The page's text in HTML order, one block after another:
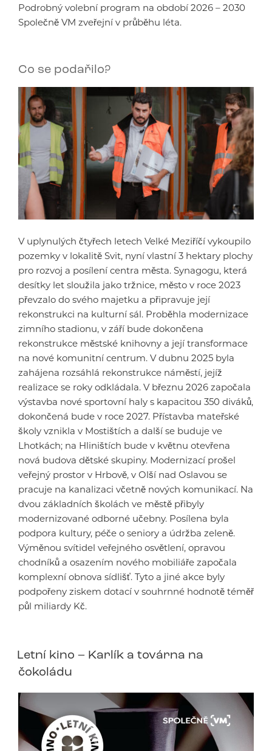
Podrobný volební program na období 2026 – 2030
Společně VM zveřejní v průběhu léta.
Co se podařilo?
V uplynulých čtyřech letech Velké Meziříčí vykoupilo
pozemky v lokalitě Svit, nyní vlastní 3 hektary plochy
pro rozvoj a posílení centra města. Synagogu, která
desítky let sloužila jako tržnice, město v roce 2023
převzalo do svého majetku a připravuje její
rekonstrukci na kulturní sál. Proběhla modernizace
zimního stadionu, v září bude dokončena
rekonstrukce městské knihovny a její transformace
na nové komunitní centrum. V dubnu 2025 byla
zahájena rozsáhlá rekonstrukce náměstí, jejíž
realizace se roky odkládala. V březnu 2026 započala
výstavba nové sportovní haly s kapacitou 350 diváků,
dokončená bude v roce 2027. Přístavba mateřské
školy vznikla v Mostištích a další se buduje ve
Lhotkách; na Hliništích bude v květnu otevřena
nová budova dětské skupiny. Modernizací prošel
veřejný prostor v Hrbově, v Olší nad Oslavou se
pracuje na kanalizaci včetně nových komunikací. Na
dvou základních školách ve městě přibyly
modernizované odborné učebny. Posílena byla
podpora kultury, péče o seniory a údržba zeleně.
Výměnou svítidel veřejného osvětlení, opravou
chodníků a osazením nového mobiliáře započala
komplexní obnova sídlišť. Tyto a jiné akce byly
podpořeny ziskem dotací v souhrnné hodnotě téměř
půl miliardy Kč.
Letní kino – Karlík a továrna na
čokoládu